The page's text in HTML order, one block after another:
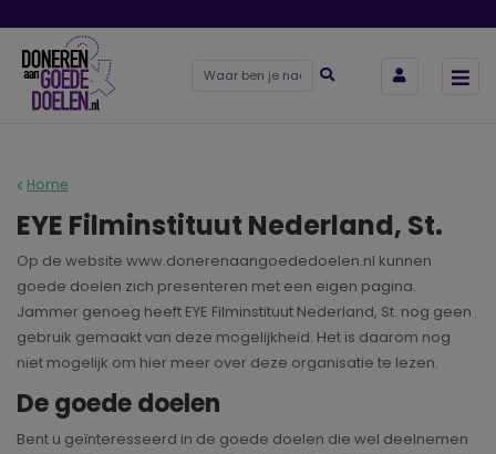
Home
EYE Filminstituut Nederland, St.
Op de website www.donerenaangoededoelen.nl kunnen
goede doelen zich presenteren met een eigen pagina.
Jammer genoeg heeft EYE Filminstituut Nederland, St. nog geen
gebruik gemaakt van deze mogelijkheid. Het is daarom nog
niet mogelijk om hier meer over deze organisatie te lezen.
De goede doelen
Bent u geïnteresseerd in de goede doelen die wel deelnemen